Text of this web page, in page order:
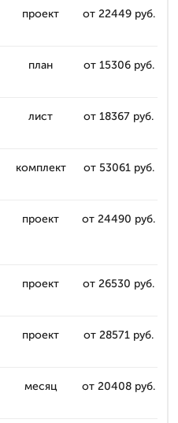
проект от 22449 руб.
план от 15306 руб.
лист от 18367 руб.
комплект от 53061 руб.
проект от 24490 руб.
проект от 26530 руб.
проект от 28571 руб.
месяц от 20408 руб.